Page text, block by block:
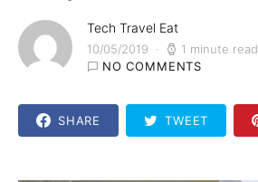
Tech Travel Eat
10/05/2019
1 minute read
NO COMMENTS
SHARE TWEET